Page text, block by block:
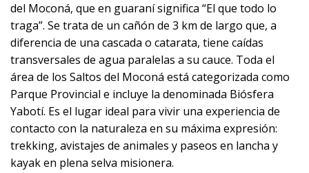
del Moconá, que en guaraní significa “El que todo lo
traga”. Se trata de un cañón de 3 km de largo que, a
diferencia de una cascada o catarata, tiene caídas
transversales de agua paralelas a su cauce. Toda el
área de los Saltos del Moconá está categorizada como
Parque Provincial e incluye la denominada Biósfera
Yabotí. Es el lugar ideal para vivir una experiencia de
contacto con la naturaleza en su máxima expresión:
trekking, avistajes de animales y paseos en lancha y
kayak en plena selva misionera.